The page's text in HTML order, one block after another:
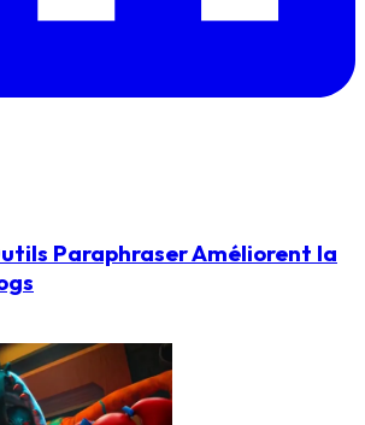
Paraphraser Améliorent la